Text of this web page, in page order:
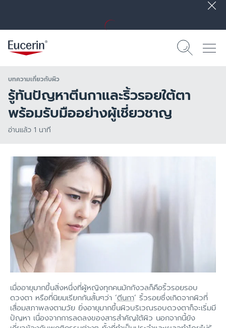
บทความเกี่ยวกับผิว
รู้ทันปัญหาตีนกาและริ้วรอยใต้ตา
พร้อมรับมืออย่างผู้เชี่ยวชาญ
อ่านแล้ว 1 นาที
เมื่ออายุมากขึ้นสิ่งหนึ่งที่ผู้หญิงทุกคนมักกังวลก็คือริ้วรอยรอบ
ดวงตา หรือที่นิยมเรียกกันสั้นๆว่า ‘ตีนกา’ ริ้วรอยซึ่งเกิดจากผิวที่
เสื่อมสภาพลงตามวัย ยิ่งอายุมากขึ้นผิวบริเวณรอบดวงตาก็จะเริ่มมี
ปัญหา เนื่องจากการลดลงของสารสำคัญใต้ผิว นอกจากนี้ยัง